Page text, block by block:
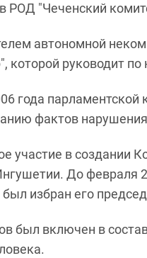
РОД "Чеченский
автономной
руководит
года
фактов
участие в создании
До февраля
избран его
был включен в